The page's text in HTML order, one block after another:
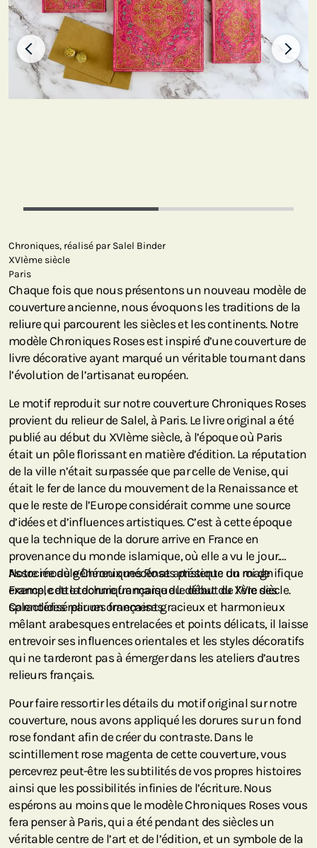
Chroniques, réalisé par Salel Binder
XVIème siècle
Paris
Chaque fois que nous présentons un nouveau modèle de
couverture ancienne, nous évoquons les traditions de la
reliure qui parcourent les siècles et les continents. Notre
modèle Chroniques Roses est inspiré d’une couverture de
livre décorative ayant marqué un véritable tournant dans
l’évolution de l’artisanat européen.
Le motif reproduit sur notre couverture Chroniques Roses
provient du relieur de Salel, à Paris. Le livre original a été
publié au début du XVIème siècle, à l’époque où Paris
était un pôle florissant en matière d’édition. La réputation
de la ville n’était surpassée que par celle de Venise, qui
était le fer de lance du mouvement de la Renaissance et
que le reste de l’Europe considérait comme une source
d’idées et d’influences artistiques. C’est à cette époque
que la technique de la dorure arrive en France en
provenance du monde islamique, où elle a vu le jour.
Associée au généreux mécénat artistique du roi de
France, cette technique marque le début de l’ère des
splendides reliures françaises.
Notre modèle Chroniques Roses présente un magnifique
exemple de la dorure française du début du XVIe siècle.
Caractérisé par un ornement gracieux et harmonieux
mêlant arabesques entrelacées et points délicats, il laisse
entrevoir ses influences orientales et les styles décoratifs
qui ne tarderont pas à émerger dans les ateliers d’autres
relieurs français.
Pour faire ressortir les détails du motif original sur notre
couverture, nous avons appliqué les dorures sur un fond
rose fondant afin de créer du contraste. Dans le
scintillement rose magenta de cette couverture, vous
percevrez peut-être les subtilités de vos propres histoires
ainsi que les possibilités infinies de l’écriture. Nous
espérons au moins que le modèle Chroniques Roses vous
fera penser à Paris, qui a été pendant des siècles un
véritable centre de l’art et de l’édition, et un symbole de la